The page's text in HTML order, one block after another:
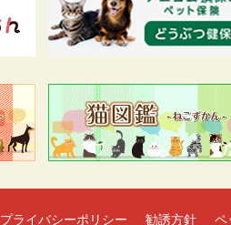
プライバシーポリシー 勧誘方針 ペ